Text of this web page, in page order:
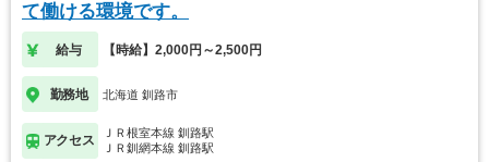
て働ける環境です。
給与 【時給】2,000円～2,500円
勤務地 北海道 釧路市
アクセス
ＪＲ根室本線 釧路駅
ＪＲ釧網本線 釧路駅